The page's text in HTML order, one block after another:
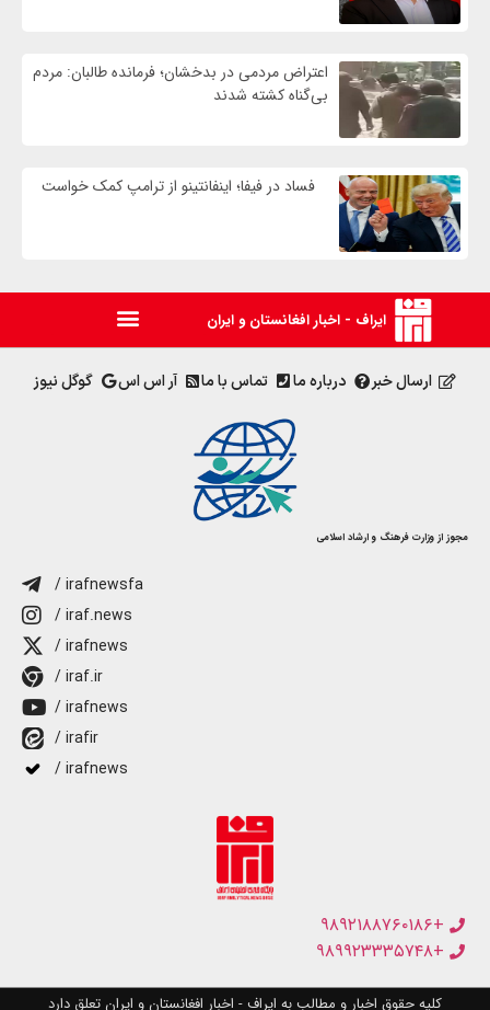
اعتراض مردمی در بدخشان؛ فرمانده طالبان: مردم
بی‌گناه کشته شدند
فساد در فیفا؛ اینفانتینو از ترامپ کمک خواست
ایراف - اخبار افغانستان و ایران
ارسال خبر درباره ما تماس با ما آر اس اس گوگل نیوز
مجوز از وزارت فرهنگ و ارشاد اسلامی
/ irafnewsfa
/ iraf.news
/ irafnews
/ iraf.ir
/ irafnews
/ irafir
/ irafnews
+۹۸۹۲۱۸۸۷۶۰۱۸۶
+۹۸۹۹۲۳۳۳۵۷۴۸
کلیه حقوق اخبار و مطالب به ایراف - اخبار افغانستان و ایران تعلق دارد